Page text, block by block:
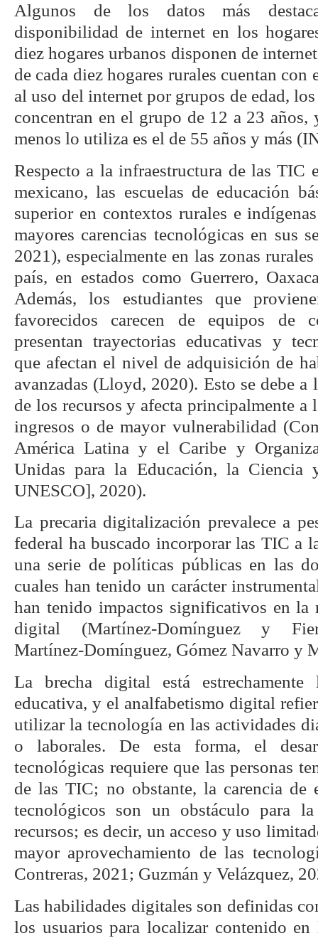
Algunos de los datos más
disponibilidad de internet en los
diez hogares urbanos disponen de
de cada diez hogares rurales cuentan con
al uso del internet por grupos de edad,
concentran en el grupo de 12 a 23 años,
menos lo utiliza es el de 55 años y más
Respecto a la infraestructura de las TIC
mexicano, las escuelas de educación
superior en contextos rurales e
mayores carencias tecnológicas en sus
2021), especialmente en las zonas
país, en estados como Guerrero,
Además, los estudiantes que
favorecidos carecen de equipos de
presentan trayectorias educativas y
que afectan el nivel de adquisición de
avanzadas (Lloyd, 2020). Esto se debe
de los recursos y afecta principalmente a
ingresos o de mayor vulnerabilidad
América Latina y el Caribe y
Unidas para la Educación, la Ciencia
UNESCO], 2020).
La precaria digitalización prevalece a
federal ha buscado incorporar las TIC a
una serie de políticas públicas en las
cuales han tenido un carácter
han tenido impactos significativos en la
digital (Martínez-Domínguez y
Martínez-Domínguez, Gómez Navarro y
La brecha digital está
educativa, y el analfabetismo digital
utilizar la tecnología en las actividades
o laborales. De esta forma, el
tecnológicas requiere que las personas
de las TIC; no obstante, la carencia de
tecnológicos son un obstáculo para
recursos; es decir, un acceso y uso
mayor aprovechamiento de las
Contreras, 2021; Guzmán y Velázquez,
Las habilidades digitales son definidas
los usuarios para localizar contenido